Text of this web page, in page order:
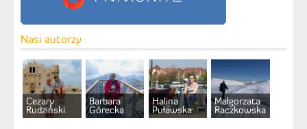
Nasi autorzy
Cezary
Rudziński
Barbara
Górecka
Halina
Puławska
Małgorzata
Raczkowska